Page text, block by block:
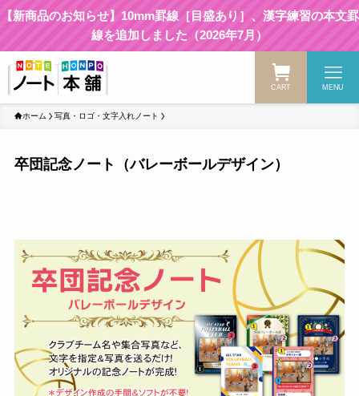
【新商品のお知らせ】10mm罫線［目盛あり］、漢字練習の本文罫
線を追加しました（2026年7月）
CART MENU
ホーム 写真・ロゴ・文字入れノート
卒団記念ノート（バレーボールデザイン）